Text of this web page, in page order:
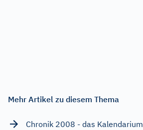
Mehr Artikel zu diesem Thema
Chronik 2008 - das Kalendarium